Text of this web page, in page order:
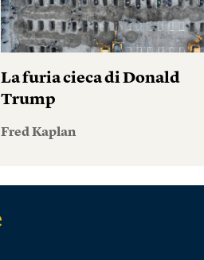
La furia cieca di Donald
Trump
Fred Kaplan